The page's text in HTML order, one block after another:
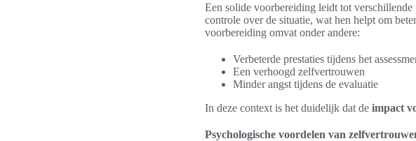
Een solide voorbereiding leidt tot
controle over de situatie, wat hen helpt om
voorbereiding omvat onder andere:
Verbeterde prestaties tijdens het
Een verhoogd zelfvertrouwen
Minder angst tijdens de evaluatie
In deze context is het duidelijk dat de impact
Psychologische voordelen van